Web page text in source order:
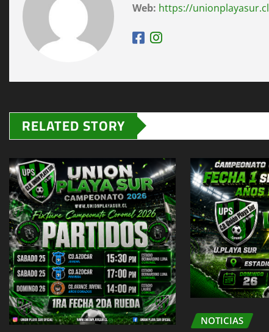
Web: https://unionplayasur.cl
RELATED STORY
NOTICIAS